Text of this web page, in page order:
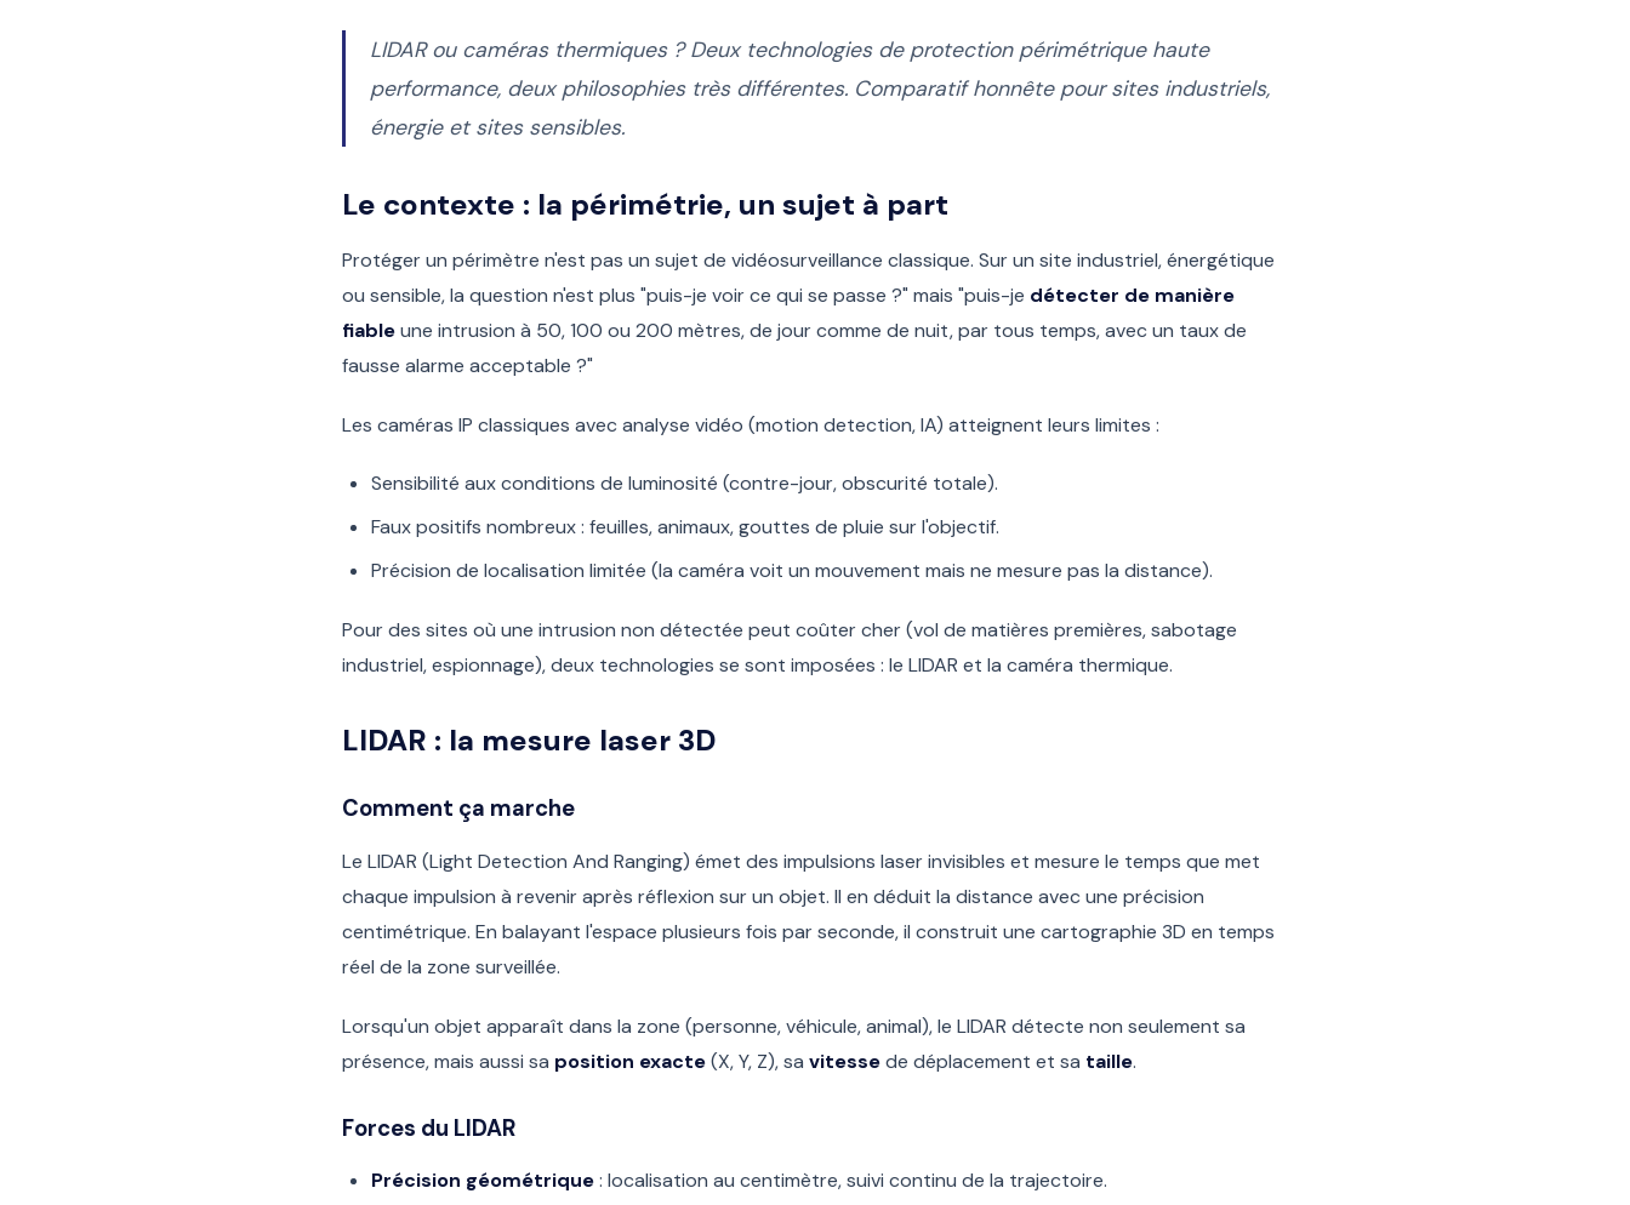
LIDAR ou caméras thermiques ? Deux technologies de protection périmétrique haute
performance, deux philosophies très différentes. Comparatif honnête pour sites industriels,
énergie et sites sensibles.
Le contexte : la périmétrie, un sujet à part
Protéger un périmètre n'est pas un sujet de vidéosurveillance classique. Sur un site industriel, énergétique
ou sensible, la question n'est plus "puis-je voir ce qui se passe ?" mais "puis-je détecter de manière
fiableune intrusion à 50, 100 ou 200 mètres, de jour comme de nuit, par tous temps, avec un taux de
fausse alarme acceptable ?"
Les caméras IP classiques avec analyse vidéo (motion detection, IA) atteignent leurs limites :
Sensibilité aux conditions de luminosité (contre-jour, obscurité totale).
Faux positifs nombreux : feuilles, animaux, gouttes de pluie sur l'objectif.
Précision de localisation limitée (la caméra voit un mouvement mais ne mesure pas la distance).
Pour des sites où une intrusion non détectée peut coûter cher (vol de matières premières, sabotage
industriel, espionnage), deux technologies se sont imposées : le LIDAR et la caméra thermique.
LIDAR : la mesure laser 3D
Comment ça marche
Le LIDAR (Light Detection And Ranging) émet des impulsions laser invisibles et mesure le temps que met
chaque impulsion à revenir après réflexion sur un objet. Il en déduit la distance avec une précision
centimétrique. En balayant l'espace plusieurs fois par seconde, il construit une cartographie 3D en temps
réel de la zone surveillée.
Lorsqu'un objet apparaît dans la zone (personne, véhicule, animal), le LIDAR détecte non seulement sa
présence, mais aussi sa position exacte(X, Y, Z), sa vitessede déplacement et sa taille.
Forces du LIDAR
Précision géométrique: localisation au centimètre, suivi continu de la trajectoire.